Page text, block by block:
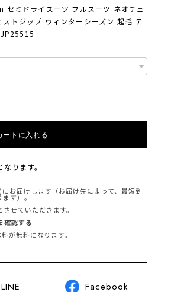
セミドライスーツ フルスーツ ネオチェ
トジップ ウィンターシーズン 起毛 テ
ートに入れる
ります。
お届けします（お届け先によって、最短到
す）。
せていただきます。
確認する
が無料になります。
LINE Facebook